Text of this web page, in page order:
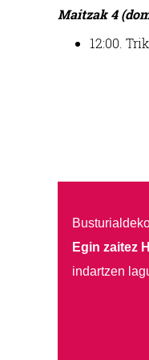
Maitzak 4
12:00.
Egin zaitez
indartzen